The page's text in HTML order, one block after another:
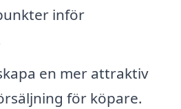
inför
en mer attraktiv
för köpare.